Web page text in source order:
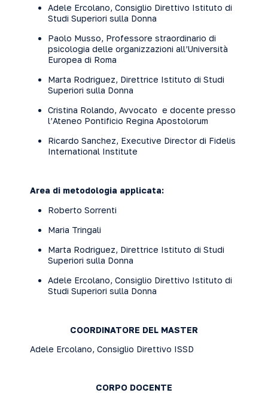
Adele Ercolano, Consiglio Direttivo Istituto di
Studi Superiori sulla Donna
Paolo Musso, Professore straordinario di
psicologia delle organizzazioni all’Università
Europea di Roma
Marta Rodriguez, Direttrice Istituto di Studi
Superiori sulla Donna
Cristina Rolando, Avvocato e docente presso
l’Ateneo Pontificio Regina Apostolorum
Ricardo Sanchez, Executive Director di Fidelis
International Institute
Area di metodologia applicata:
Roberto Sorrenti
Maria Tringali
Marta Rodriguez, Direttrice Istituto di Studi
Superiori sulla Donna
Adele Ercolano, Consiglio Direttivo Istituto di
Studi Superiori sulla Donna
COORDINATORE DEL MASTER
Adele Ercolano, Consiglio Direttivo ISSD
CORPO DOCENTE